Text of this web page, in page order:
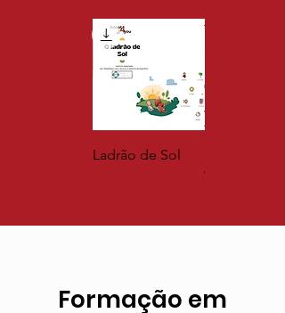
Ladrão de Sol
Vou à piscina
Formação em